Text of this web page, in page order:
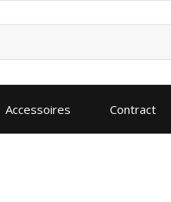
Accessoires Contract